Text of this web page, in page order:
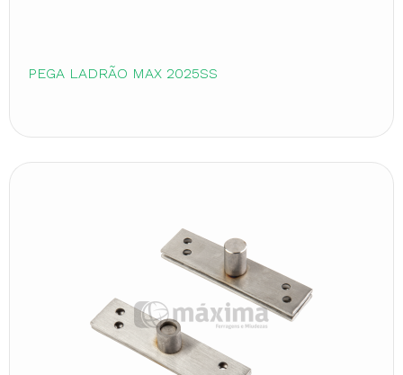
PEGA LADRÃO MAX 2025SS